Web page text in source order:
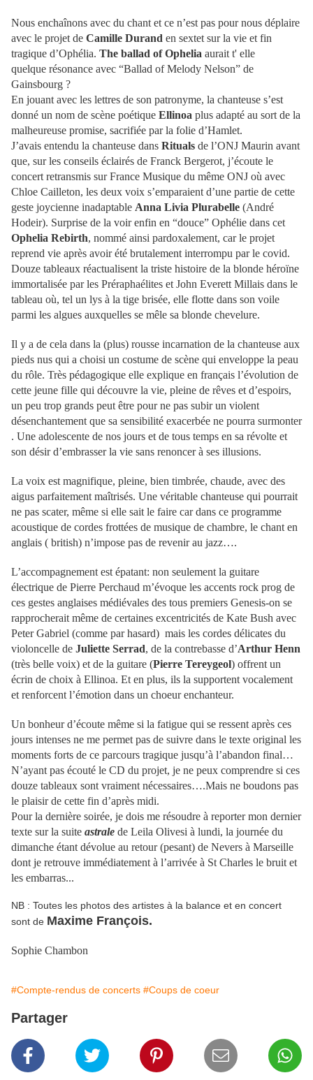
Nous enchaînons avec du chant et ce n’est pas pour nous déplaire
avec le projet de Camille Durand en sextet sur la vie et fin
tragique d’Ophélia. The ballad of Ophelia aurait t' elle
quelque résonance avec “Ballad of Melody Nelson” de
Gainsbourg ?
En jouant avec les lettres de son patronyme, la chanteuse s’est
donné un nom de scène poétique Ellinoa plus adapté au sort de la
malheureuse promise, sacrifiée par la folie d’Hamlet.
J’avais entendu la chanteuse dans Rituals de l’ONJ Maurin avant
que, sur les conseils éclairés de Franck Bergerot, j’écoute le
concert retransmis sur France Musique du même ONJ où avec
Chloe Cailleton, les deux voix s’emparaient d’une partie de cette
geste joycienne inadaptable Anna Livia Plurabelle (André
Hodeir). Surprise de la voir enfin en “douce” Ophélie dans cet
Ophelia Rebirth, nommé ainsi pardoxalement, car le projet
reprend vie après avoir été brutalement interrompu par le covid.
Douze tableaux réactualisent la triste histoire de la blonde héroïne
immortalisée par les Préraphaélites et John Everett Millais dans le
tableau où, tel un lys à la tige brisée, elle flotte dans son voile
parmi les algues auxquelles se mêle sa blonde chevelure.
Il y a de cela dans la (plus) rousse incarnation de la chanteuse aux
pieds nus qui a choisi un costume de scène qui enveloppe la peau
du rôle. Très pédagogique elle explique en français l’évolution de
cette jeune fille qui découvre la vie, pleine de rêves et d’espoirs,
un peu trop grands peut être pour ne pas subir un violent
désenchantement que sa sensibilité exacerbée ne pourra surmonter
. Une adolescente de nos jours et de tous temps en sa révolte et
son désir d’embrasser la vie sans renoncer à ses illusions.
La voix est magnifique, pleine, bien timbrée, chaude, avec des
aigus parfaitement maîtrisés. Une véritable chanteuse qui pourrait
ne pas scater, même si elle sait le faire car dans ce programme
acoustique de cordes frottées de musique de chambre, le chant en
anglais ( british) n’impose pas de revenir au jazz….
L’accompagnement est épatant: non seulement la guitare
électrique de Pierre Perchaud m’évoque les accents rock prog de
ces gestes anglaises médiévales des tous premiers Genesis-on se
rapprocherait même de certaines excentricités de Kate Bush avec
Peter Gabriel (comme par hasard) mais les cordes délicates du
violoncelle de Juliette Serrad, de la contrebasse d’Arthur Henn
(très belle voix) et de la guitare (Pierre Tereygeol) offrent un
écrin de choix à Ellinoa. Et en plus, ils la supportent vocalement
et renforcent l’émotion dans un choeur enchanteur.
Un bonheur d’écoute même si la fatigue qui se ressent après ces
jours intenses ne me permet pas de suivre dans le texte original les
moments forts de ce parcours tragique jusqu’à l’abandon final…
N’ayant pas écouté le CD du projet, je ne peux comprendre si ces
douze tableaux sont vraiment nécessaires….Mais ne boudons pas
le plaisir de cette fin d’après midi.
Pour la dernière soirée, je dois me résoudre à reporter mon dernier
texte sur la suite astrale de Leila Olivesi à lundi, la journée du
dimanche étant dévolue au retour (pesant) de Nevers à Marseille
dont je retrouve immédiatement à l’arrivée à St Charles le bruit et
les embarras...
NB : Toutes les photos des artistes à la balance et en concert
sont de Maxime François.
Sophie Chambon
#Compte-rendus de concerts #Coups de coeur
Partager